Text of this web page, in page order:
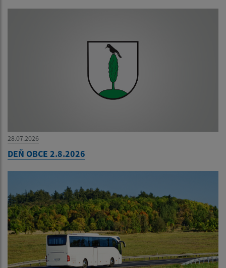
28.07.2026
DEŇ OBCE 2.8.2026